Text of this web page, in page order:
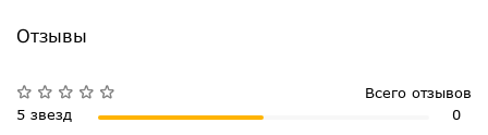
Отзывы
Всего отзывов
5 звезд
0